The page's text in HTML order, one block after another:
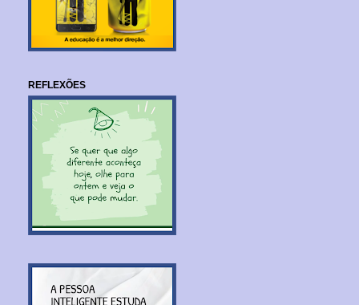
REFLEXÕES